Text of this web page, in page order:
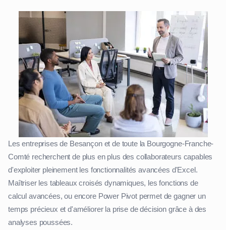
Les entreprises de Besançon et de toute la Bourgogne-Franche-
Comté recherchent de plus en plus des collaborateurs capables
d'exploiter pleinement les fonctionnalités avancées d'Excel.
Maîtriser les tableaux croisés dynamiques, les fonctions de
calcul avancées, ou encore Power Pivot permet de gagner un
temps précieux et d'améliorer la prise de décision grâce à des
analyses poussées.